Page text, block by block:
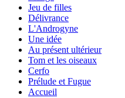
Jeu de filles
Délivrance
L'Androgyne
Une idée
Au présent ultérieur
Tom et les oiseaux
Cerfo
Prélude et Fugue
Accueil